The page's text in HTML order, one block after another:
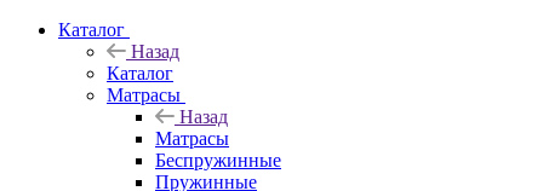
Каталог
Назад
Каталог
Матрасы
Назад
Матрасы
Беспружинные
Пружинные